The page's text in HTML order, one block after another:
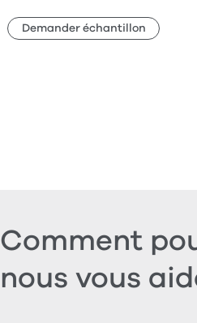
Demander échantillon
Comment
nous vous